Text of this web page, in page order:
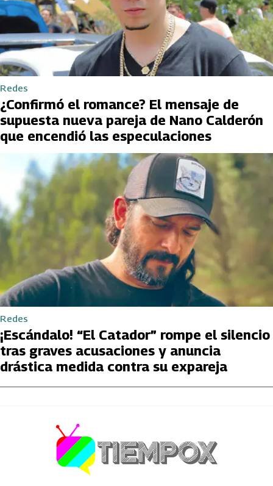
Redes
¿Confirmó el romance? El mensaje de
supuesta nueva pareja de Nano Calderón
que encendió las especulaciones
Redes
¡Escándalo! “El Catador” rompe el silencio
tras graves acusaciones y anuncia
drástica medida contra su expareja